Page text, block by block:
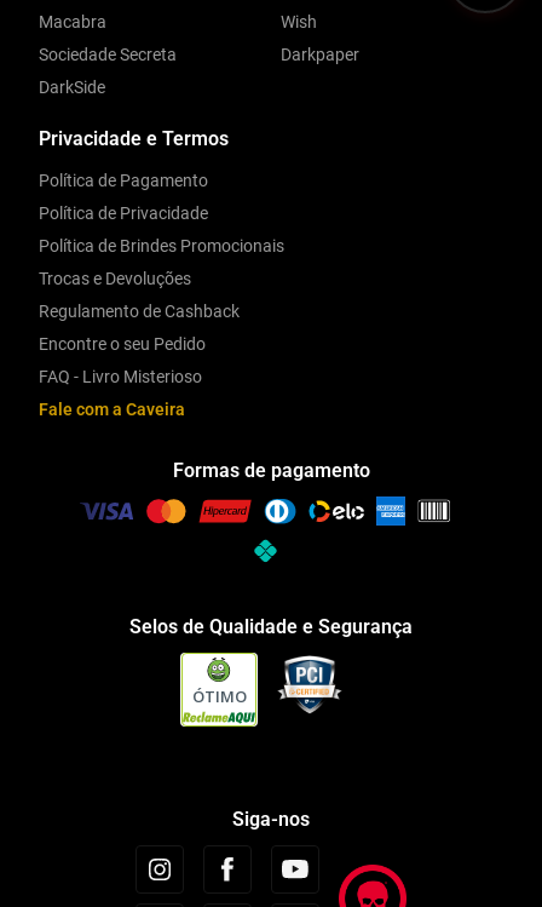
Privacidade e Termos
Política de Pagamento
Política de Privacidade
Política de Brindes Promocionais
Trocas e Devoluções
Regulamento de Cashback
Encontre o seu Pedido
FAQ - Livro Misterioso
Fale com a Caveira
Macabra
Sociedade Secreta
DarkSide
Wish
Darkpaper
Formas de pagamento
Selos de Qualidade e Segurança
ÓTIMO
Siga-nos